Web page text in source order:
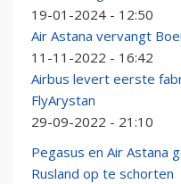
19-01-2024 - 12:50
Air Astana vervangt
11-11-2022 - 16:42
Airbus levert eerste
FlyArystan
29-09-2022 - 21:10
Pegasus en Air Astana
Rusland op te schorten